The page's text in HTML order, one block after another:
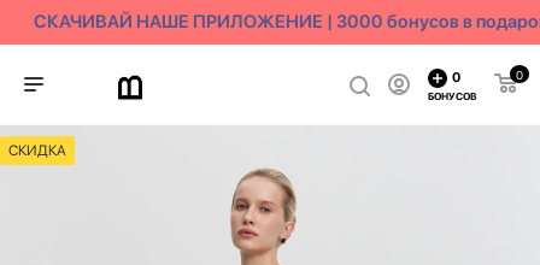
СКАЧИВАЙ НАШЕ ПРИЛОЖЕНИЕ | 3000 бонусов в
0
0
БОНУСОВ
СКИДКА